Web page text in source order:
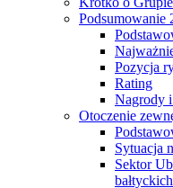
Podsumowanie
Pozycja
Rating
Nagrody
Otoczenie
Sytuacja
Sektor